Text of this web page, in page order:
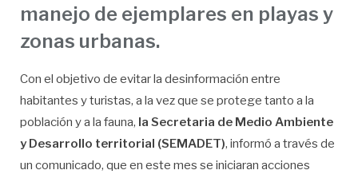
manejo de ejemplares en playas y
zonas urbanas.
Con el objetivo de evitar la desinformación entre
habitantes y turistas, a la vez que se protege tanto a la
población y a la fauna, la Secretaria de Medio Ambiente
y Desarrollo territorial (SEMADET), informó a través de
un comunicado, que en este mes se iniciaran acciones